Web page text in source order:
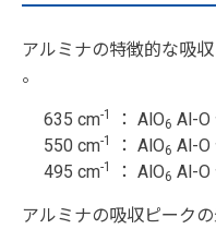
アルミナの特徴的な吸
。
635 cm-1 ： AlO6 Al-O
550 cm-1 ： AlO6 Al-O
495 cm-1 ： AlO6 Al-O
アルミナの吸収ピーク